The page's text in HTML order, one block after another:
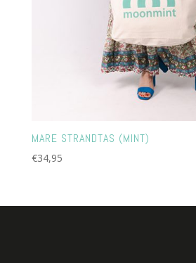
MARE STRANDTAS (MINT)
€34,95